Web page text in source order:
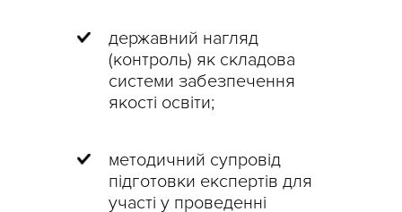
державний нагляд
(контроль) як складова
системи забезпечення
якості освіти;
методичний супровід
підготовки експертів для
участі у проведенні